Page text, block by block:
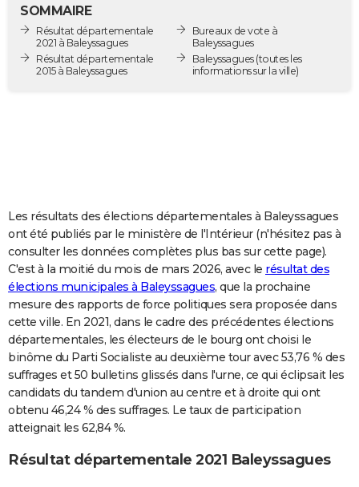
Destinations
City break
Voyage nature
Voyage de noces
Forum
Climat
GUIDES D'ACHAT
COPAINS D'AVANT
S'inscrire
Se connecter
Primaires
Universités
Entreprises
Service militaire
Avis de recherche
AVIS DE DÉCÈS
Bricolage
Lifestyle
Culture
Sport
Auto
Television
Voyage
Cinema
SOMMAIRE
Résultat départementale
2021 à Baleyssagues
Résultat départementale
2015 à Baleyssagues
Bureaux de vote à
Baleyssagues
Baleyssagues(toutes les
informations sur la ville)
Les résultats des élections départementales à Baleyssagues
ont été publiés par le ministère de l'Intérieur (n'hésitez pas à
consulter les données complètes plus bas sur cette page).
C'est à la moitié du mois de mars 2026, avec le résultat des
élections municipales à Baleyssagues, que la prochaine
mesure des rapports de force politiques sera proposée dans
cette ville. En 2021, dans le cadre des précédentes élections
départementales, les électeurs de le bourg ont choisi le
binôme du Parti Socialiste au deuxième tour avec 53,76 % des
suffrages et 50 bulletins glissés dans l'urne, ce qui éclipsait les
candidats du tandem d'union au centre et à droite qui ont
obtenu 46,24 % des suffrages. Le taux de participation
atteignait les 62,84 %.
Résultat départementale 2021 Baleyssagues